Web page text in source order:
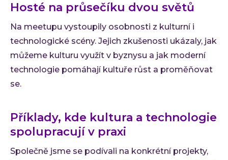
Hosté na průsečíku dvou světů
Na meetupu vystoupily osobnosti z kulturní i
technologické scény. Jejich zkušenosti ukázaly, jak
můžeme kulturu využít v byznysu a jak moderní
technologie pomáhají kultuře růst a proměňovat
se.
Příklady, kde kultura a technologie
spolupracují v praxi
Společně jsme se podívali na konkrétní projekty,